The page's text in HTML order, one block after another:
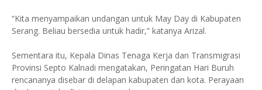
“Kita menyampaikan undangan untuk May Day di Kabupaten
Serang. Beliau bersedia untuk hadir,” katanya Arizal.
Sementara itu, Kepala Dinas Tenaga Kerja dan Transmigrasi
Provinsi Septo Kalnadi mengatakan, Peringatan Hari Buruh
rencananya disebar di delapan kabupaten dan kota. Perayaan